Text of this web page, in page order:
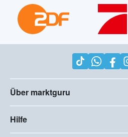
Über marktguru
Hilfe